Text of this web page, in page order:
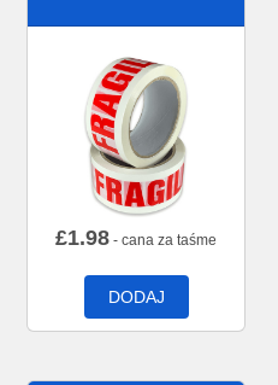
£1.98 - cana za taśme
DODAJ